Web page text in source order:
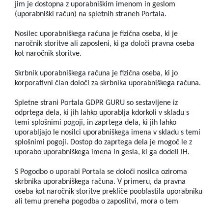
jim je dostopna z uporabniškim imenom in geslom
(uporabniški račun) na spletnih straneh Portala.
Nosilec uporabniškega računa je fizična oseba, ki je
naročnik storitve ali zaposleni, ki ga določi pravna oseba
kot naročnik storitve.
Skrbnik uporabniškega računa je fizična oseba, ki jo
korporativni član določi za skrbnika uporabniškega računa.
Spletne strani Portala GDPR GURU so sestavljene iz
odprtega dela, ki jih lahko uporablja kdorkoli v skladu s
temi splošnimi pogoji, in zaprtega dela, ki jih lahko
uporabljajo le nosilci uporabniškega imena v skladu s temi
splošnimi pogoji. Dostop do zaprtega dela je mogoč le z
uporabo uporabniškega imena in gesla, ki ga dodeli IH.
S Pogodbo o uporabi Portala se določi nosilca oziroma
skrbnika uporabniškega računa. V primeru, da pravna
oseba kot naročnik storitve prekliče pooblastila uporabniku
ali temu preneha pogodba o zaposlitvi, mora o tem